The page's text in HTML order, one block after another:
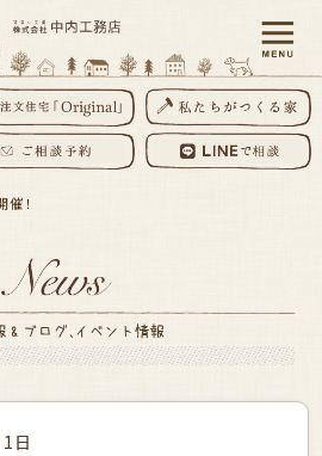
！
日